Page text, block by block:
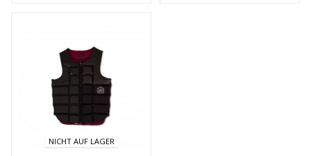
NICHT AUF LAGER